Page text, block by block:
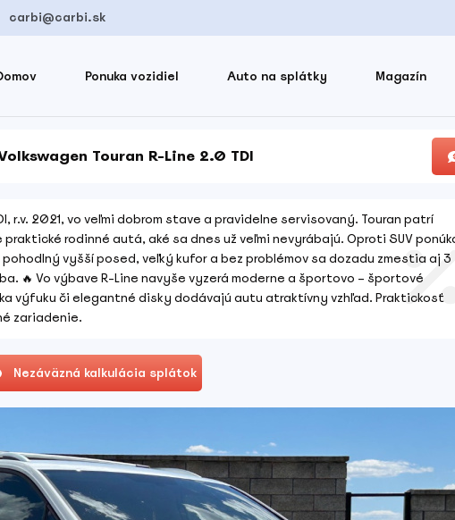
carbi@carbi.sk
Ponuka vozidiel Auto na splátky Magazín
Touran R-Line 2.0 TDI
r.v. 2021, vo veľmi dobrom stave a pravidelne servisovaný. Touran patrí
rodinné autá, aké sa dnes už veľmi nevyrábajú. Oproti SUV
vyšší posed, veľký kufor a bez problémov sa dozadu zmestia aj 3
🔥 Vo výbave R-Line navyše vyzerá moderne a športovo – športové
výfuku či elegantné disky dodávajú autu atraktívny vzhľad. Praktickosť
zariadenie.
Nezáväzná kalkulácia splátok